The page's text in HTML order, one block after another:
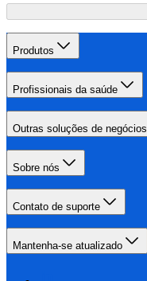
Produtos
Profissionais da saúde
Outras soluções de negócios
Sobre nós
Contato de suporte
Mantenha-se atualizado